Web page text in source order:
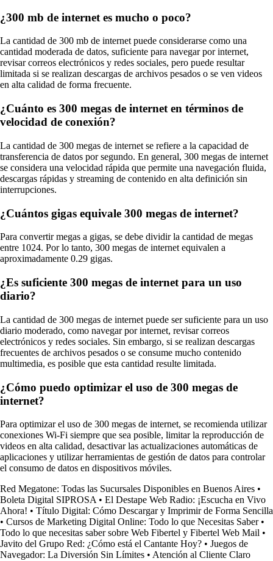
¿300 mb de internet es mucho o poco?
La cantidad de 300 mb de internet puede considerarse como una
cantidad moderada de datos, suficiente para navegar por internet,
revisar correos electrónicos y redes sociales, pero puede resultar
limitada si se realizan descargas de archivos pesados o se ven videos
en alta calidad de forma frecuente.
¿Cuánto es 300 megas de internet en términos de
velocidad de conexión?
La cantidad de 300 megas de internet se refiere a la capacidad de
transferencia de datos por segundo. En general, 300 megas de internet
se considera una velocidad rápida que permite una navegación fluida,
descargas rápidas y streaming de contenido en alta definición sin
interrupciones.
¿Cuántos gigas equivale 300 megas de internet?
Para convertir megas a gigas, se debe dividir la cantidad de megas
entre 1024. Por lo tanto, 300 megas de internet equivalen a
aproximadamente 0.29 gigas.
¿Es suficiente 300 megas de internet para un uso
diario?
La cantidad de 300 megas de internet puede ser suficiente para un uso
diario moderado, como navegar por internet, revisar correos
electrónicos y redes sociales. Sin embargo, si se realizan descargas
frecuentes de archivos pesados o se consume mucho contenido
multimedia, es posible que esta cantidad resulte limitada.
¿Cómo puedo optimizar el uso de 300 megas de
internet?
Para optimizar el uso de 300 megas de internet, se recomienda utilizar
conexiones Wi-Fi siempre que sea posible, limitar la reproducción de
videos en alta calidad, desactivar las actualizaciones automáticas de
aplicaciones y utilizar herramientas de gestión de datos para controlar
el consumo de datos en dispositivos móviles.
Red Megatone: Todas las Sucursales Disponibles en Buenos Aires •
Boleta Digital SIPROSA • El Destape Web Radio: ¡Escucha en Vivo
Ahora! • Título Digital: Cómo Descargar y Imprimir de Forma Sencilla
• Cursos de Marketing Digital Online: Todo lo que Necesitas Saber•
Todo lo que necesitas saber sobre Web Fibertel y Fibertel Web Mail •
Javito del Grupo Red: ¿Cómo está el Cantante Hoy? • Juegos de
Navegador: La Diversión Sin Límites • Atención al Cliente Claro